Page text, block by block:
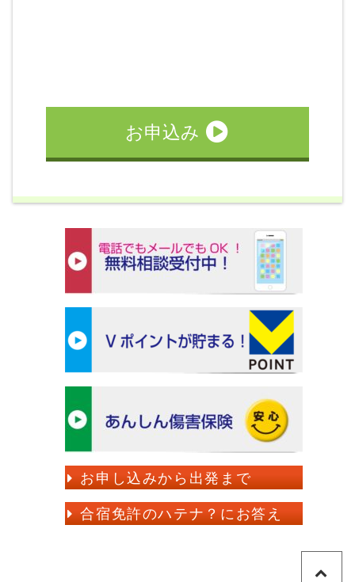
MT車の場合は税込33,000円UP 自動二輪免許所持の場合は
宿泊プラン
レギュラー
トリプルユース（男性）
ツイン(男性）
4/1～7/13
9/11～11/30
260,000円
税込286,000円
260,000円
税込286,000円
260,000円
税込286,000円
宿泊施設詳細
宿泊プラン
レギュラー・トリプルユー
ス・ツイン・シングル
部屋定員 1・2名・3～6名
男性
お申込み
お申し込みから出発まで
合宿免許のハテナ？にお答え